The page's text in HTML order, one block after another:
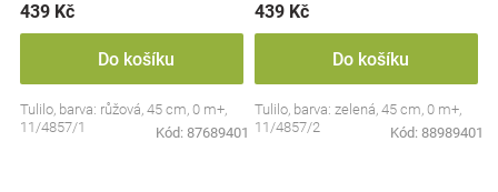
439 Kč
Do košíku
Tulilo, barva: růžová, 45 cm, 0 m+,
11/4857/1
Kód: 87689401
439 Kč
Do košíku
Tulilo, barva: zelená, 45 cm, 0 m+,
11/4857/2
Kód: 88989401